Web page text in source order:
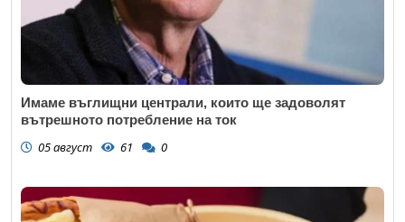
Имаме въглищни централи, които ще задоволят
вътрешното потребление на ток
05 август 61 0